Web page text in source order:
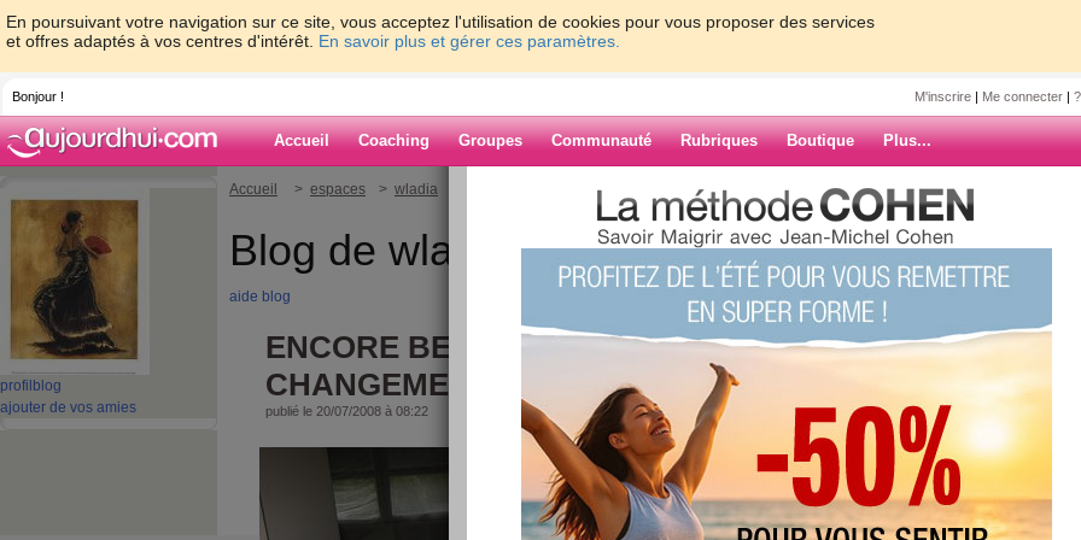
En poursuivant votre navigation sur ce site, vous acceptez l'utilisation de cookies pour vous proposer des services
et offres adaptés à vos centres d'intérêt. En savoir plus et gérer ces paramètres.
Bonjour ! M'inscrire | Me connecter |
Accueil Coaching Groupes Communauté Rubriques Boutique Plus...
profil blog
ajouter de vos amies
Accueil > espaces > wladia > ENCORE BEAUCOUP DE CHANGEMENT !!!
Blog de wladia
aide blog
ENCORE BEAUCOUP DE
CHANGEMENT !!!
publié le 20/07/2008 à 08:22
ARCHIVES